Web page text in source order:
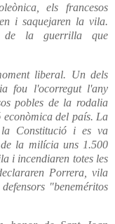
els francesos
i saquejaren la vila.
de la guerrilla que
liberal. Un dels
fou l'ocorregut l'any
pobles de la rodalia
econòmica del país. La
Constitució i es va
la milícia uns 1.500
i incendiaren totes les
Porrera, vila
"beneméritos